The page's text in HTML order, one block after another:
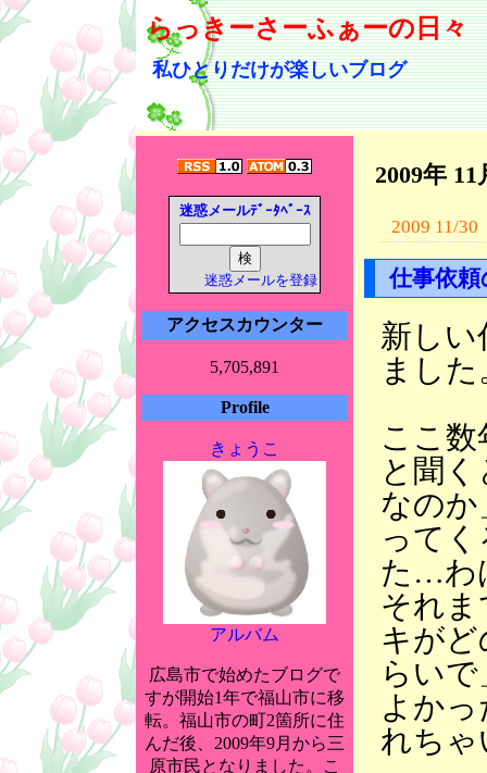
らっきーさーふぁーの日々
私ひとりだけが楽しいブログ
迷惑メールﾃﾞｰﾀﾍﾞｰｽ
迷惑メールを登録
アクセスカウンター
5,705,891
Profile
きょうこ
アルバム
広島市で始めたブログで
すが開始1年で福山市に移
転。福山市の町2箇所に住
んだ後、2009年9月から三
原市民となりました。こ
2009年
2009 11/30
仕事依
新しい
ました
ここ
と聞
なのか
って
た…わ
それ
キが
らい
よか
れち